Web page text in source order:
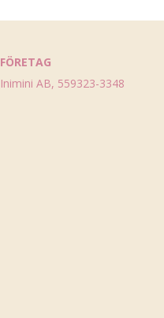
FÖRETAG
Inimini AB, 559323-3348